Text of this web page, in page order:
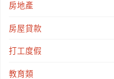
房地產
房屋貸款
打工度假
教育類